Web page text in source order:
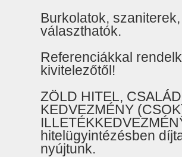
Burkolatok,
választhatók.
Referenciákkal
kivitelezőtől!
ZÖLD HITEL,
KEDVEZMÉNY
hitelügyintézésben
nyújtunk.